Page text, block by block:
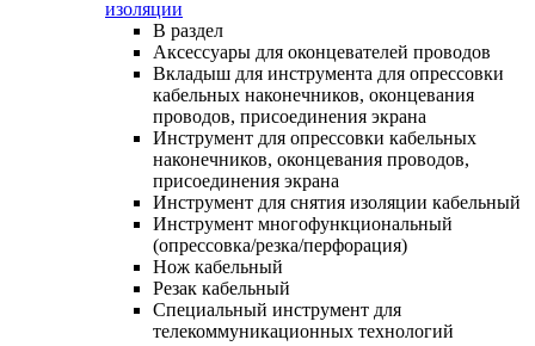
изоляции
В раздел
Аксессуары для оконцевателей проводов
Вкладыш для инструмента для опрессовки
кабельных наконечников, оконцевания
проводов, присоединения экрана
Инструмент для опрессовки кабельных
наконечников, оконцевания проводов,
присоединения экрана
Инструмент для снятия изоляции кабельный
Инструмент многофункциональный
(опрессовка/резка/перфорация)
Нож кабельный
Резак кабельный
Специальный инструмент для
телекоммуникационных технологий